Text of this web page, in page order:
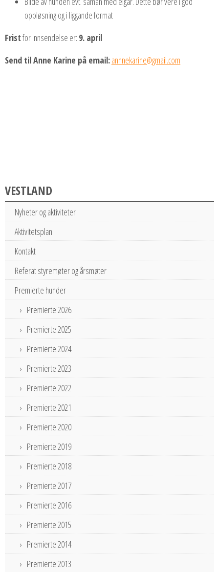
oppløsning og i liggande format
Fristfor innsendelse er: 9. april
Send til Anne Karine på email:annnekarine@gmail.com
VESTLAND
Nyheter og aktiviteter
Aktivitetsplan
Kontakt
Referat styremøter og årsmøter
Premierte hunder
Premierte 2026
Premierte 2025
Premierte 2024
Premierte 2023
Premierte 2022
Premierte 2021
Premierte 2020
Premierte 2019
Premierte 2018
Premierte 2017
Premierte 2016
Premierte 2015
Premierte 2014
Premierte 2013